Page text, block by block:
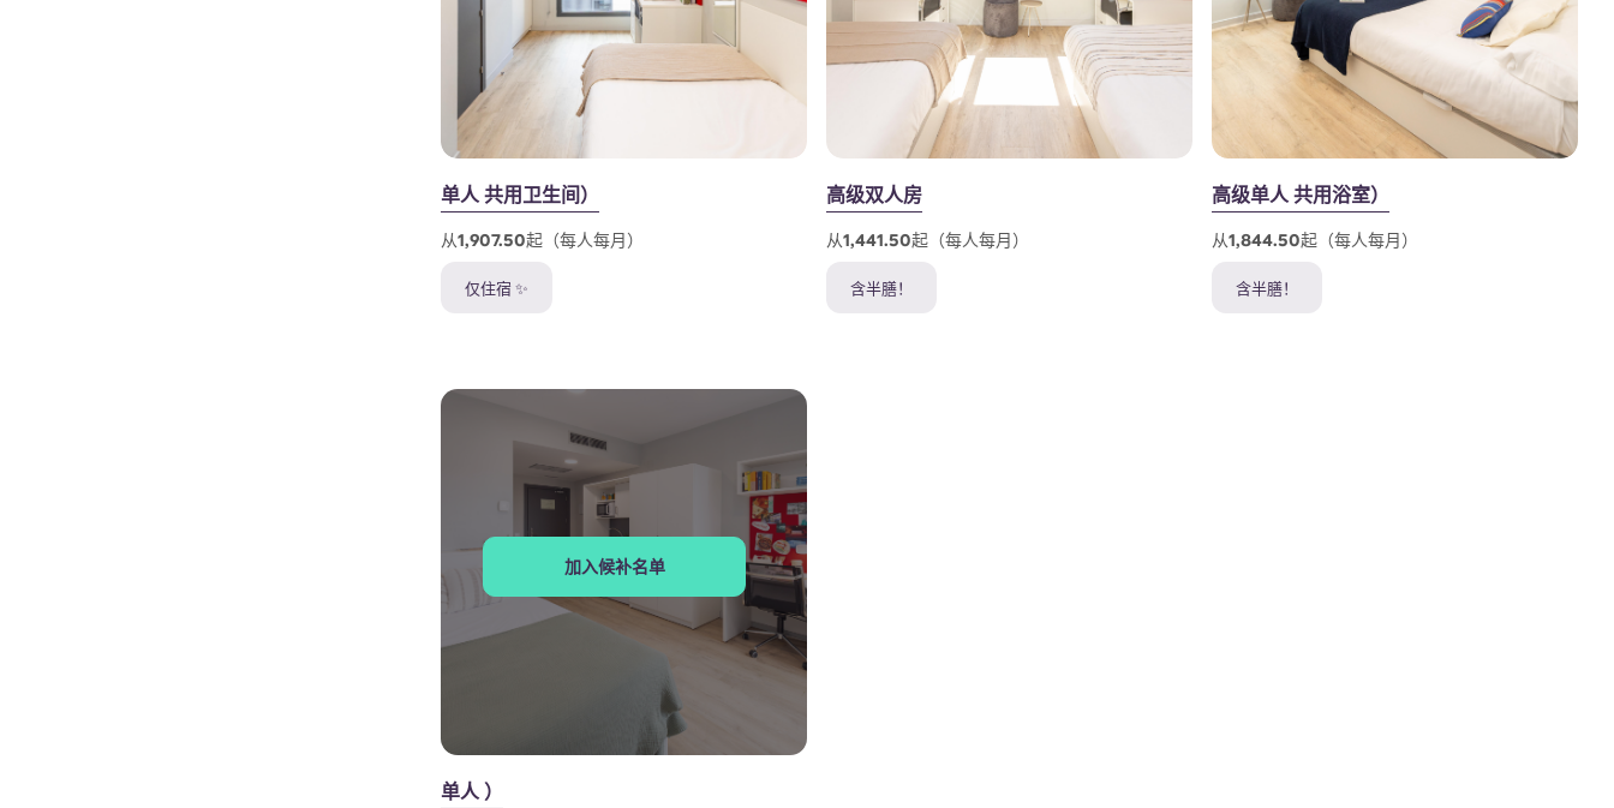
单人 共用卫生间）
从1,907.50起（每人每月）
仅住宿 ✨
高级双人房
从1,441.50起（每人每月）
含半膳！
高级单人 共用浴室）
从1,844.50起（每人每月）
含半膳！
加入候补名单
单人 ）